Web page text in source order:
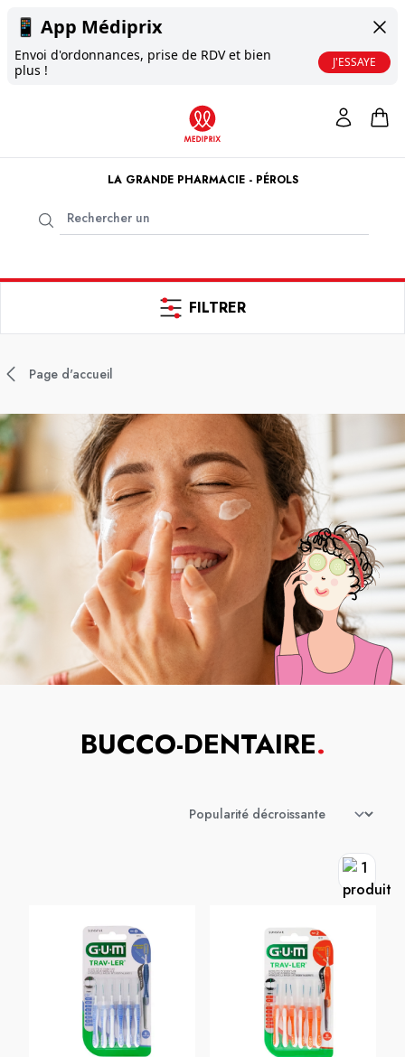
📱 App Médiprix
Envoi d'ordonnances, prise de RDV et bien
plus !
J'ESSAYE
LA GRANDE PHARMACIE - PÉROLS
FILTRER
Page d'accueil
BUCCO-DENTAIRE.